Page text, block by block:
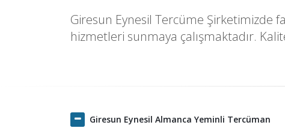
Giresun Eynesil Tercüme Şirketimizde
hizmetleri sunmaya çalışmaktadır.
Giresun Eynesil Almanca Yeminli Tercüman